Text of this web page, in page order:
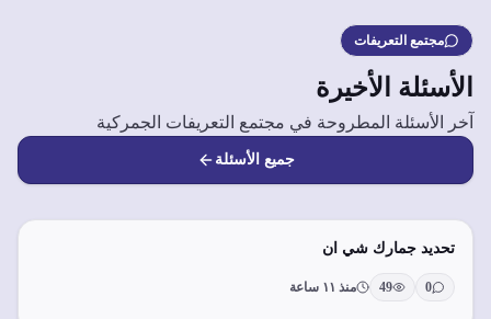
مجتمع التعريفات
الأسئلة الأخيرة
آخر الأسئلة المطروحة في مجتمع التعريفات الجمركية
جميع الأسئلة
تحديد جمارك شي ان
0
49 منذ ١١ ساعة